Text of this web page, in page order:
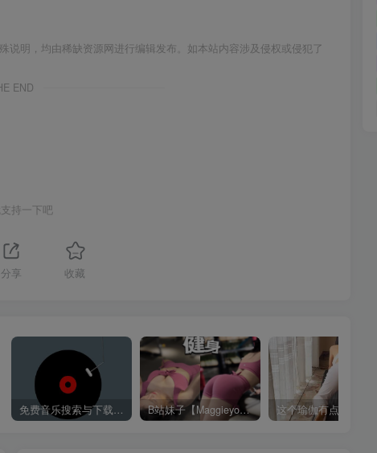
明，均由稀缺资源网进行编辑发布。如本站内容涉及侵权或侵犯了
END
持一下吧
分享 收藏
免费音乐搜索与下载平台——歌曲海，轻松找到你喜欢的歌！ B站妹子【Maggieyoo】付费充电视频合集